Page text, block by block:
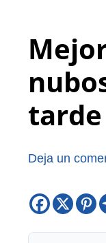
tarde
Deja un